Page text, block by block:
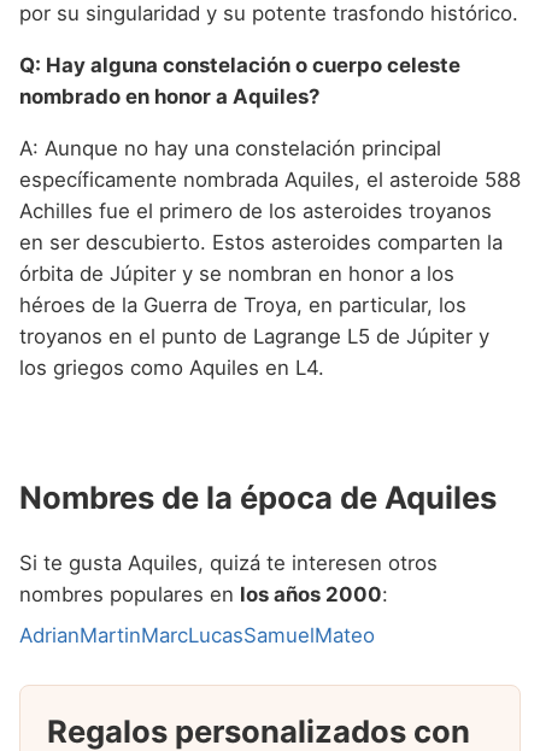
por su singularidad y su potente trasfondo histórico.
Q: Hay alguna constelación o cuerpo celeste
nombrado en honor a Aquiles?
A: Aunque no hay una constelación principal
específicamente nombrada Aquiles, el asteroide 588
Achilles fue el primero de los asteroides troyanos
en ser descubierto. Estos asteroides comparten la
órbita de Júpiter y se nombran en honor a los
héroes de la Guerra de Troya, en particular, los
troyanos en el punto de Lagrange L5 de Júpiter y
los griegos como Aquiles en L4.
Nombres de la época de Aquiles
Si te gusta Aquiles, quizá te interesen otros
nombres populares en los años 2000:
AdrianMartinMarcLucasSamuelMateo
Regalos personalizados con